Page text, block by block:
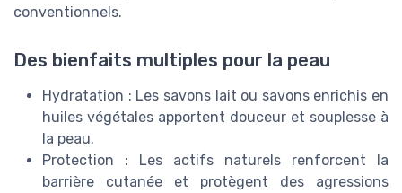
conventionnels.
Des bienfaits multiples pour la peau
Hydratation : Les savons lait ou savons enrichis en
huiles végétales apportent douceur et souplesse à
la peau.
Protection : Les actifs naturels renforcent la
barrière cutanée et protègent des agressions